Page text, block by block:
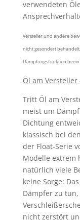
verwendeten
Versteller und andere
nicht gesondert
Dämpfungsfunktion
Öl am Versteller
Tritt Öl am
meist um
Dichtung
klassisch bei
der Float-Serie
Modelle extrem
natürlich viele
keine Sorge:
Dämpfer zu
nicht zerstört